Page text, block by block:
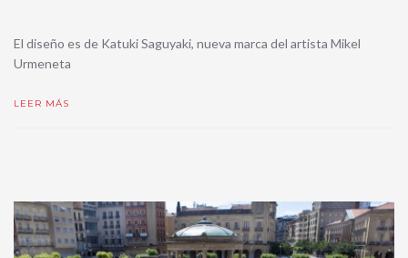
El diseño es de Katuki Saguyaki, nueva marca del artista Mikel
Urmeneta
LEER MÁS